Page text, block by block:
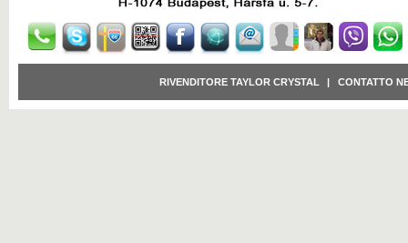
RIVENDITORE TAYLOR CRYSTAL CONTATTO